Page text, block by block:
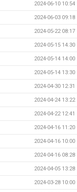
2024-06-10 10:54
2024-06-03 09:18
2024-05-22 08:17
2024-05-15 14:30
2024-05-14 14:00
2024-05-14 13:30
2024-04-30 12:31
2024-04-24 13:22
2024-04-22 12:41
2024-04-16 11:20
2024-04-16 10:00
2024-04-16 08:28
2024-04-05 13:28
2024-03-28 10:00